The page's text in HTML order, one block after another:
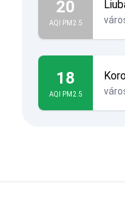
20
AQI PM2.5
18
AQI PM2.5